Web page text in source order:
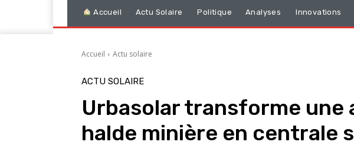
Accueil Actu Solaire Politique Analyses Innovations
Accueil Actu solaire
ACTU SOLAIRE
Urbasolar transforme une
halde minière en centrale